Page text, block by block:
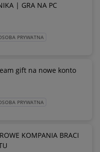
| GRA NA PC
PRYWATNA
gift na nowe konto
PRYWATNA
KOMPANIA BRACI